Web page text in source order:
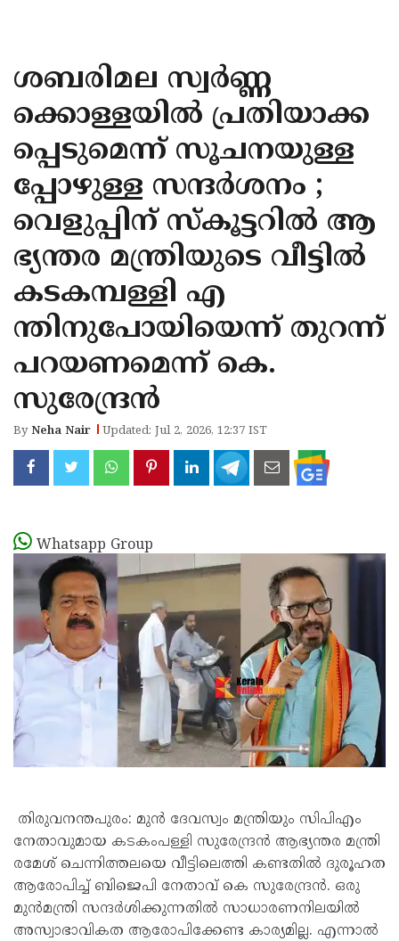
KANNUR
KASARAGOD
ശബരിമല സ്വർണ്ണ
ക്കൊള്ളയിൽ പ്രതിയാക്ക
പ്പെടുമെന്ന് സൂചനയുള്ള
പ്പോഴുള്ള സന്ദർശനം ;
വെളുപ്പിന് സ്കൂട്ടറിൽ ആ
ഭ്യന്തര മന്ത്രിയുടെ വീട്ടിൽ
കടകമ്പള്ളി എ
ന്തിനുപോയിയെന്ന് തുറന്ന്
പറയണമെന്ന് കെ.
സുരേന്ദ്രൻ
ByNeha Nair Updated: Jul 2, 2026, 12:37 IST
Whatsapp Group
തിരുവനന്തപുരം: മുൻ ദേവസ്വം മന്ത്രിയും സിപിഎം
നേതാവുമായ കടകംപള്ളി സുരേന്ദ്രൻ ആഭ്യന്തര മന്ത്രി
രമേശ് ചെന്നിത്തലയെ വീട്ടിലെത്തി കണ്ടതിൽ ദുരൂഹത
ആരോപിച്ച് ബിജെപി നേതാവ് കെ സുരേന്ദ്രൻ. ഒരു
മുൻമന്ത്രി സന്ദർശിക്കുന്നതിൽ സാധാരണനിലയിൽ
അസ്വാഭാവികത ആരോപിക്കേണ്ട കാര്യമില്ല. എന്നാൽ